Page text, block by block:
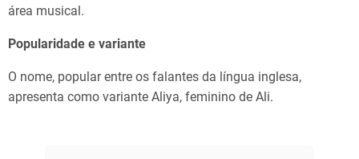
área musical.
Popularidade e variante
O nome, popular entre os falantes da língua inglesa,
apresenta como variante Aliya, feminino de Ali.